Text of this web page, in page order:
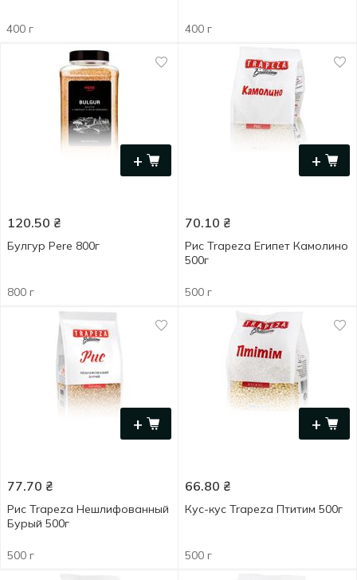
400 г 400 г
+
120.50 ₴
Булгур Pere 800г
800 г
+
70.10 ₴
Рис Trapeza Египет Камолино
500г
500 г
+
77.70 ₴
Рис Trapeza Нешлифованный
Бурый 500г
500 г
+
66.80 ₴
Кус-кус Trapeza Птитим 500г
500 г